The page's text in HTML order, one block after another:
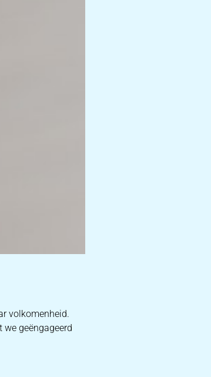
volkomenheid.
geëngageerd